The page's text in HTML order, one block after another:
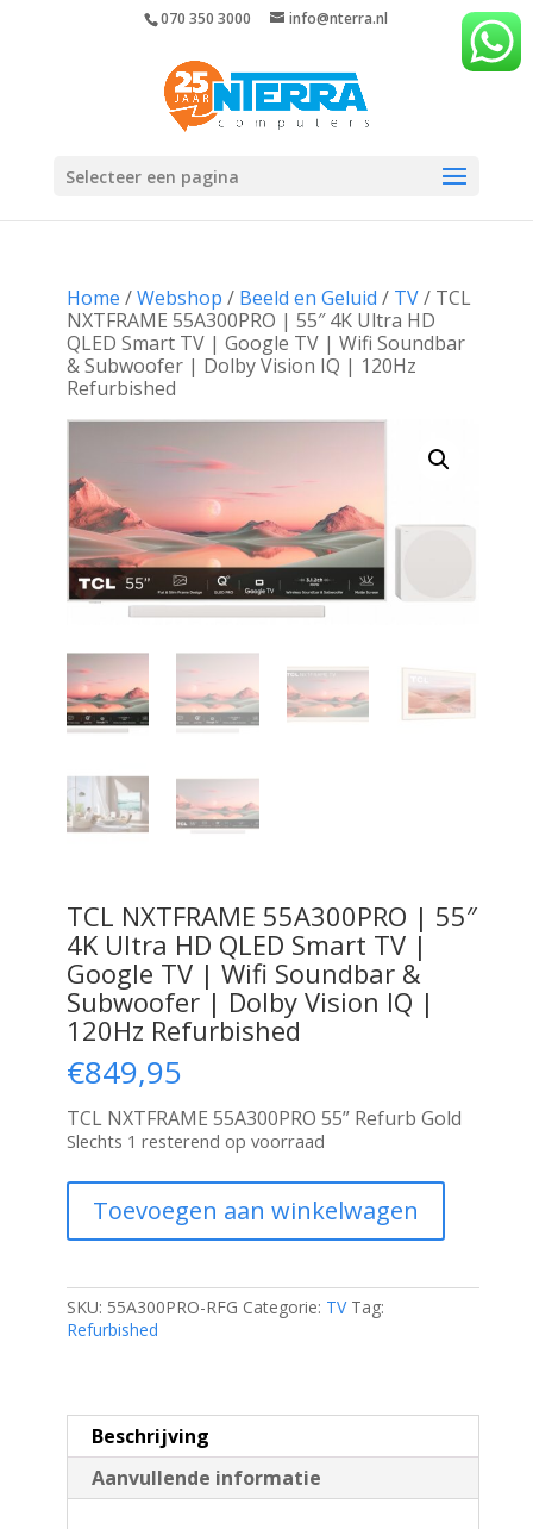
070 350 3000 info@nterra.nl
Selecteer een pagina
Home /Webshop / Beeld en Geluid / TV/ TCL
NXTFRAME 55A300PRO | 55″ 4K Ultra HD
QLED Smart TV | Google TV | Wifi Soundbar
& Subwoofer | Dolby Vision IQ | 120Hz
Refurbished
TCL NXTFRAME 55A300PRO | 55″
4K Ultra HD QLED Smart TV |
Google TV | Wifi Soundbar &
Subwoofer | Dolby Vision IQ |
120Hz Refurbished
€849,95
TCL NXTFRAME 55A300PRO 55” Refurb Gold
Slechts 1 resterend op voorraad
TCL
NXTFRAME
55A300PRO
55"
4K
Ultra
TV
Google
|
Toevoegen aan winkelwagen
SKU: 55A300PRO-RFG Categorie: TV Tag:
Refurbished
Beschrijving
Aanvullende informatie